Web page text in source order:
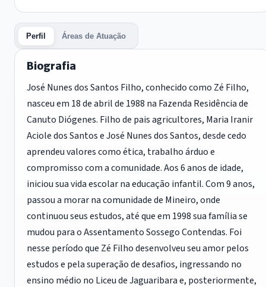
Perfil Áreas de Atuação
Biografia
José Nunes dos Santos Filho, conhecido como Zé Filho,
nasceu em 18 de abril de 1988 na Fazenda Residência de
Canuto Diógenes. Filho de pais agricultores, Maria Iranir
Aciole dos Santos e José Nunes dos Santos, desde cedo
aprendeu valores como ética, trabalho árduo e
compromisso com a comunidade. Aos 6 anos de idade,
iniciou sua vida escolar na educação infantil. Com 9 anos,
passou a morar na comunidade de Mineiro, onde
continuou seus estudos, até que em 1998 sua família se
mudou para o Assentamento Sossego Contendas. Foi
nesse período que Zé Filho desenvolveu seu amor pelos
estudos e pela superação de desafios, ingressando no
ensino médio no Liceu de Jaguaribara e, posteriormente,